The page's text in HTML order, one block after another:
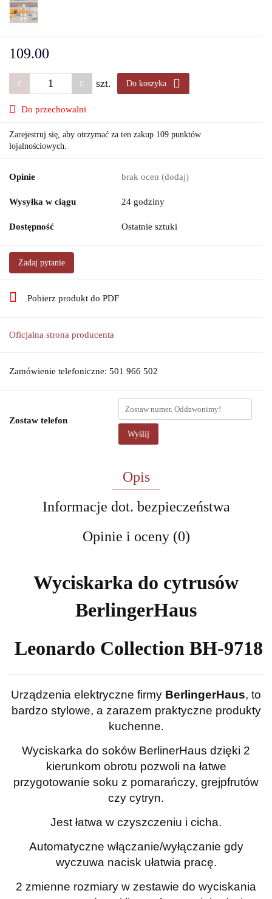
109.00
szt. Do koszyka
Do przechowalni
Zarejestruj się, aby otrzymać za ten zakup 109 punktów
lojalnościowych.
Opinie brak ocen (dodaj)
Wysyłka w ciągu 24 godziny
Dostępność Ostatnie sztuki
Zadaj pytanie
Pobierz produkt do PDF
Oficjalna strona producenta
Zamówienie telefoniczne: 501 966 502
Zostaw telefon
Wyślij
Opis
Informacje dot. bezpieczeństwa
Opinie i oceny (0)
Wyciskarka do cytrusów
BerlingerHaus
Leonardo Collection BH-9718
Urządzenia elektryczne firmy BerlingerHaus, to
bardzo stylowe, a zarazem praktyczne produkty
kuchenne.
Wyciskarka do soków BerlinerHaus dzięki 2
kierunkom obrotu pozwoli na łatwe
przygotowanie soku z pomarańczy, grejpfrutów
czy cytryn.
Jest łatwa w czyszczeniu i cicha.
Automatyczne włączanie/wyłączanie gdy
wyczuwa nacisk ułatwia pracę.
2 zmienne rozmiary w zestawie do wyciskania